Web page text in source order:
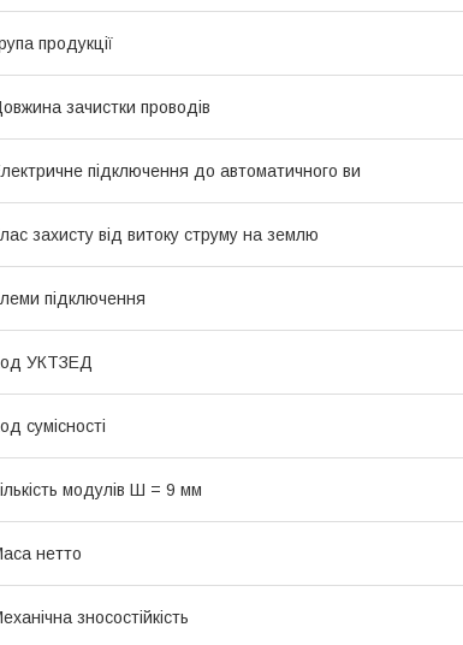
продукції
зачистки проводів
підключення до автоматичного ви
захисту від витоку струму на землю
підключення
УКТЗЕД
сумісності
модулів Ш = 9 мм
нетто
зносостійкість